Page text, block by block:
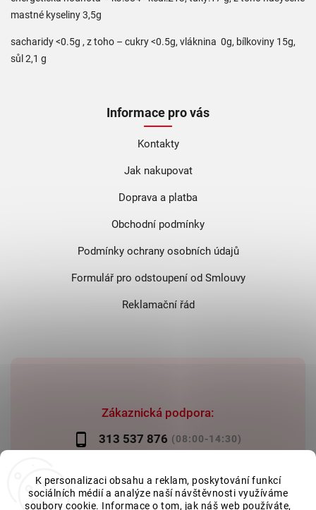
K personalizaci obsahu a reklam, poskytování funkcí
sociálních médií a analýze naší návštěvnosti využíváme
soubory cookie. Informace o tom, jak náš web používáte,
mastné kyseliny 3,5g
sacharidy <0.5g , z toho – cukry <0.5g, vláknina 0g, bílkoviny 15g,
sůl 2,1 g
Zákaznická podpora:
313 537 876 (08:00-14:30)
Informace pro vás
Kontakty
Jak nakupovat
Doprava a platba
Obchodní podmínky
Podmínky ochrany osobních údajů
Formulář pro odstoupení od Smlouvy
Reklamační řád